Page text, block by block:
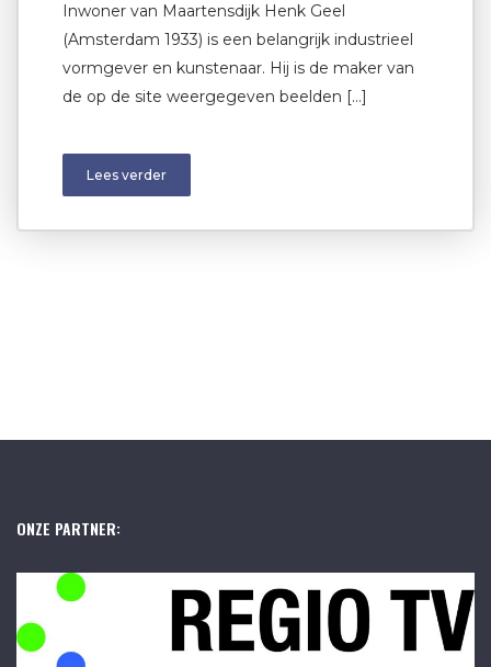
Inwoner van Maartensdijk Henk Geel
(Amsterdam 1933) is een belangrijk industrieel
vormgever en kunstenaar. Hij is de maker van
de op de site weergegeven beelden […]
Lees verder
ONZE PARTNER: